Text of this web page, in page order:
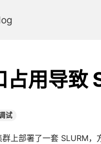
用导致
试
上部署了一套 SLURM